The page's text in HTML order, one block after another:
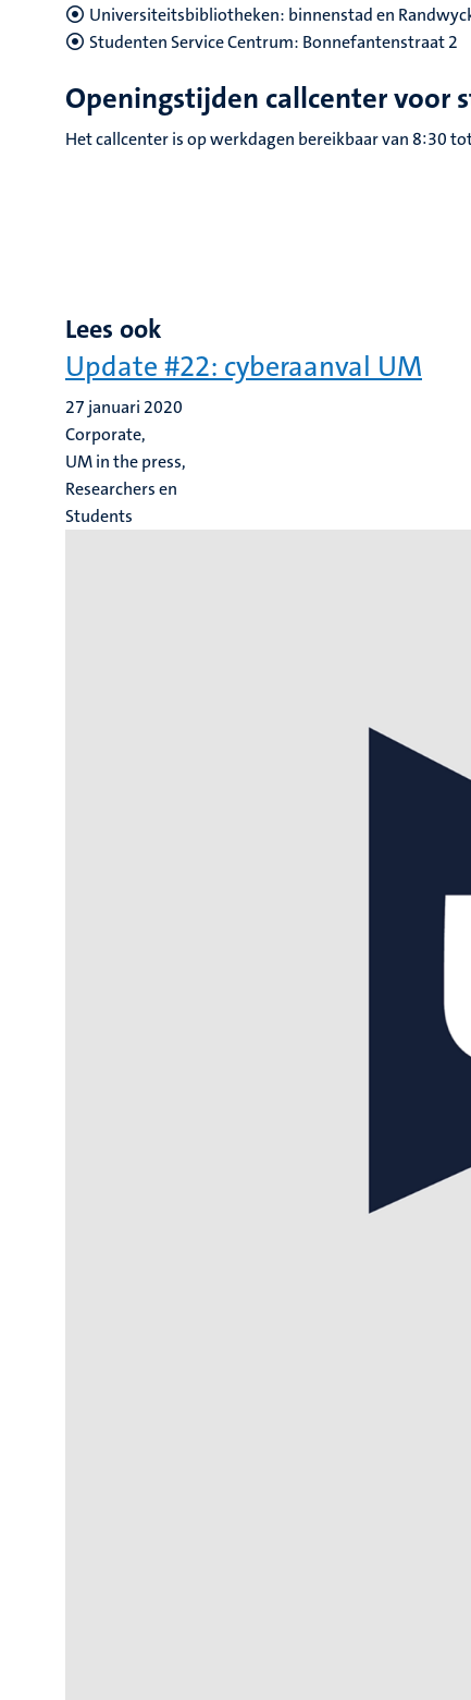
Universiteitsbibliotheken: binnenstad en
Studenten Service Centrum: Bonnefantenstraat 2
Openingstijden callcenter voor
Het callcenter is op werkdagen bereikbaar van 8:30
Lees ook
Update #22: cyberaanval UM
27 januari 2020
Corporate,
UM in the press,
Researchers en
Students